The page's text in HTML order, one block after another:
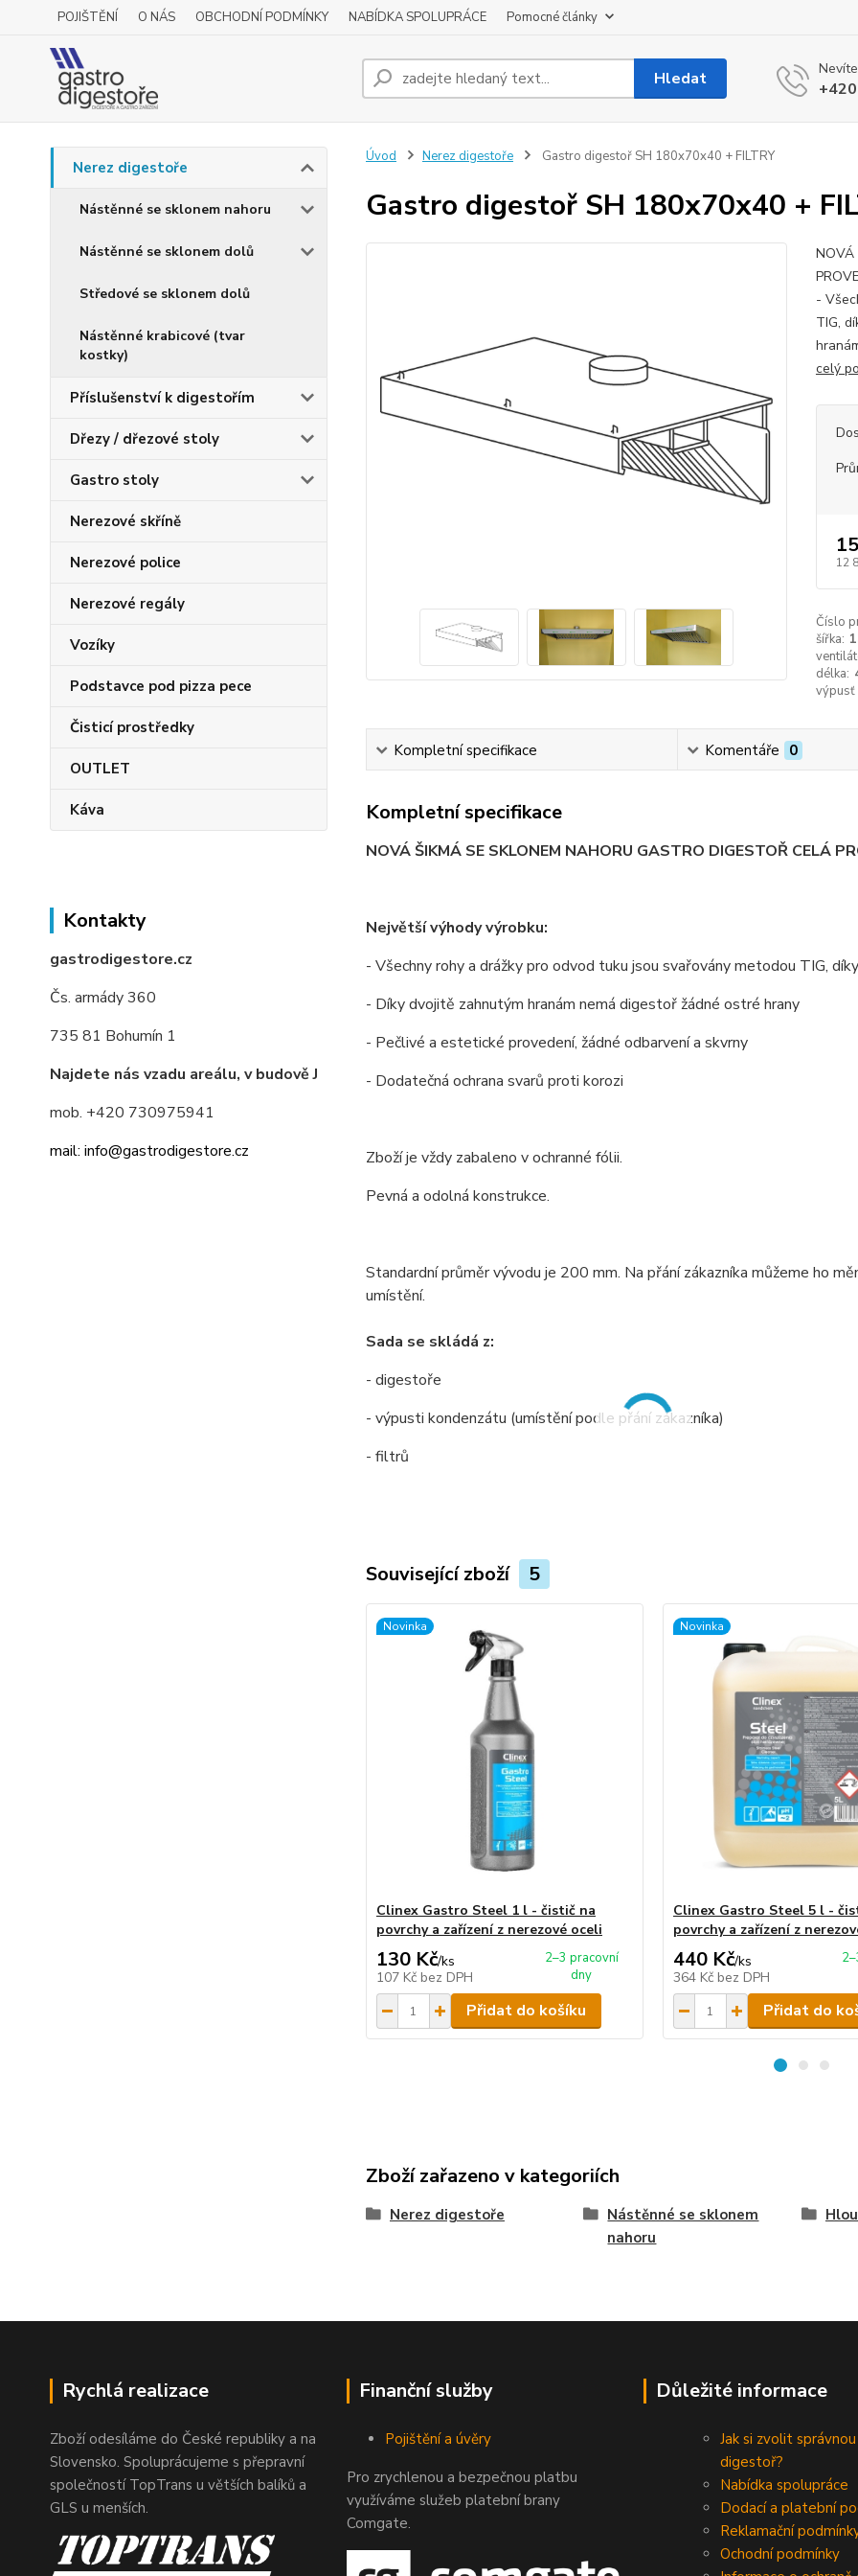
POJIŠTĚNÍ O NÁS OBCHODNÍ PODMÍNKY NABÍDKA SPOLUPRÁCE Pomocné články
Hledat
Nerez digestoře
Nástěnné se sklonem nahoru
Nástěnné se sklonem dolů
Středové se sklonem dolů
Nástěnné krabicové (tvar
kostky)
Příslušenství k digestořím
Dřezy / dřezové stoly
Gastro stoly
Nerezové skříně
Nerezové police
Nerezové regály
Vozíky
Podstavce pod pizza pece
Čisticí prostředky
OUTLET
Káva
Kontakty
gastrodigestore.cz
Čs. armády 360
735 81 Bohumín 1
Najdete nás vzadu areálu, v budově J
mob. +420 730975941
mail: info@gastrodigestore.cz
Úvod Nerez digestoře Gastro digestoř SH 180x70x40 + FILTRY
Gastro digestoř SH 180x70x40 +
NOVÁ
-
TIG,
celý
12
Číslo
šířka:
délka:
výpusť
Kompletní specifikace Komentáře 0
Kompletní specifikace
NOVÁ ŠIKMÁ SE SKLONEM NAHORU GASTRO DIGESTOŘ CELÁ
Největší výhody výrobku:
- Všechny rohy a drážky pro odvod tuku jsou svařovány metodou TIG,
- Díky dvojitě zahnutým hranám nemá digestoř žádné ostré hrany
- Pečlivé a estetické provedení, žádné odbarvení a skvrny
- Dodatečná ochrana svarů proti korozi
Zboží je vždy zabaleno v ochranné fólii.
Pevná a odolná konstrukce.
Standardní průměr vývodu je 200 mm. Na přání zákazníka můžeme ho
umístění.
Sada se skládá z:
- digestoře
- výpusti kondenzátu (umístění podle přání zákazníka)
- filtrů
Související zboží 5
Novinka
Clinex Gastro Steel 1 l - čistič na
povrchy a zařízení z nerezové oceli
130 Kč/ks
107 Kč bez DPH
2–3 pracovní
dny
Přidat do košíku
Novinka
Clinex Gastro Steel 5 l -
povrchy a zařízení z
440 Kč/ks
364 Kč bez DPH
Přidat do
Zboží zařazeno v kategoriích
Nerez digestoře
Nástěnné se sklonem
nahoru
Rychlá realizace
Zboží odesíláme do České republiky a na
Slovensko. Spoluprácujeme s přepravní
společností TopTrans u větších balíků a
GLS u menších.
Finanční služby
Pojištění a úvěry
Pro zrychlenou a bezpečnou platbu
využíváme služeb platební brany
Comgate.
Důležité informace
Jak si zvolit správnou
digestoř?
Nabídka spolupráce
Dodací a platební
Reklamační
Ochodní podmínky